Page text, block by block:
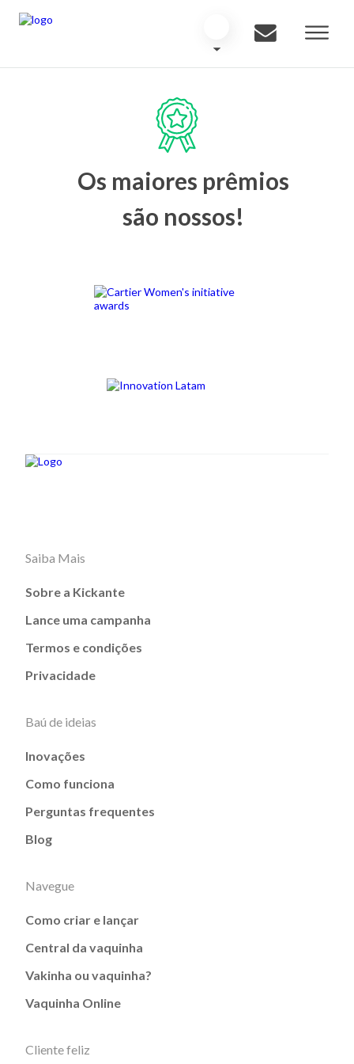
Os maiores prêmios
são nossos!
Saiba Mais
Sobre a Kickante
Lance uma campanha
Termos e condições
Privacidade
Baú de ideias
Inovações
Como funciona
Perguntas frequentes
Blog
Navegue
Como criar e lançar
Central da vaquinha
Vakinha ou vaquinha?
Vaquinha Online
Cliente feliz